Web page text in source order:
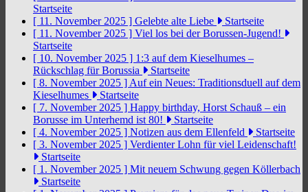
Startseite
[ 11. November 2025 ] Gelebte alte Liebe
Startseite
[ 11. November 2025 ] Viel los bei der Borussen-Jugend!
Startseite
[ 10. November 2025 ] 1:3 auf dem Kieselhumes –
Rückschlag für Borussia
Startseite
[ 8. November 2025 ] Auf ein Neues: Traditionsduell auf dem
Kieselhumes
Startseite
[ 7. November 2025 ] Happy birthday, Horst Schauß – ein
Borusse im Unterhemd ist 80!
Startseite
[ 4. November 2025 ] Notizen aus dem Ellenfeld
Startseite
[ 3. November 2025 ] Verdienter Lohn für viel Leidenschaft!
Startseite
[ 1. November 2025 ] Mit neuem Schwung gegen Köllerbach
Startseite